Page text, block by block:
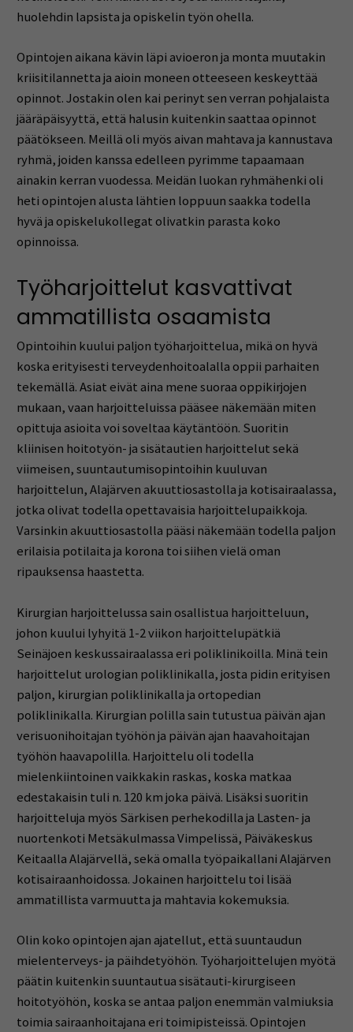
huolehdin lapsista ja opiskelin työn ohella.
Opintojen aikana kävin läpi avioeron ja monta muutakin
kriisitilannetta ja aioin moneen otteeseen keskeyttää
opinnot. Jostakin olen kai perinyt sen verran pohjalaista
jääräpäisyyttä, että halusin kuitenkin saattaa opinnot
päätökseen. Meillä oli myös aivan mahtava ja kannustava
ryhmä, joiden kanssa edelleen pyrimme tapaamaan
ainakin kerran vuodessa. Meidän luokan ryhmähenki oli
heti opintojen alusta lähtien loppuun saakka todella
hyvä ja opiskelukollegat olivatkin parasta koko
opinnoissa.
Työharjoittelut kasvattivat
ammatillista osaamista
Opintoihin kuului paljon työharjoittelua, mikä on hyvä
koska erityisesti terveydenhoitoalalla oppii parhaiten
tekemällä. Asiat eivät aina mene suoraa oppikirjojen
mukaan, vaan harjoitteluissa pääsee näkemään miten
opittuja asioita voi soveltaa käytäntöön. Suoritin
kliinisen hoitotyön- ja sisätautien harjoittelut sekä
viimeisen, suuntautumisopintoihin kuuluvan
harjoittelun, Alajärven akuuttiosastolla ja kotisairaalassa,
jotka olivat todella opettavaisia harjoittelupaikkoja.
Varsinkin akuuttiosastolla pääsi näkemään todella paljon
erilaisia potilaita ja korona toi siihen vielä oman
ripauksensa haastetta.
Kirurgian harjoittelussa sain osallistua harjoitteluun,
johon kuului lyhyitä 1-2 viikon harjoittelupätkiä
Seinäjoen keskussairaalassa eri poliklinikoilla. Minä tein
harjoittelut urologian poliklinikalla, josta pidin erityisen
paljon, kirurgian poliklinikalla ja ortopedian
poliklinikalla. Kirurgian polilla sain tutustua päivän ajan
verisuonihoitajan työhön ja päivän ajan haavahoitajan
työhön haavapolilla. Harjoittelu oli todella
mielenkiintoinen vaikkakin raskas, koska matkaa
edestakaisin tuli n. 120 km joka päivä. Lisäksi suoritin
harjoitteluja myös Särkisen perhekodilla ja Lasten- ja
nuortenkoti Metsäkulmassa Vimpelissä, Päiväkeskus
Keitaalla Alajärvellä, sekä omalla työpaikallani Alajärven
kotisairaanhoidossa. Jokainen harjoittelu toi lisää
ammatillista varmuutta ja mahtavia kokemuksia.
Olin koko opintojen ajan ajatellut, että suuntaudun
mielenterveys- ja päihdetyöhön. Työharjoittelujen myötä
päätin kuitenkin suuntautua sisätauti-kirurgiseen
hoitotyöhön, koska se antaa paljon enemmän valmiuksia
toimia sairaanhoitajana eri toimipisteissä. Opintojen